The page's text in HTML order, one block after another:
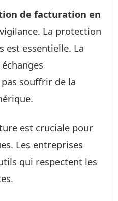
de facturation en
La protection
est essentielle. La
souffrir de la
est cruciale pour
Les entreprises
qui respectent les